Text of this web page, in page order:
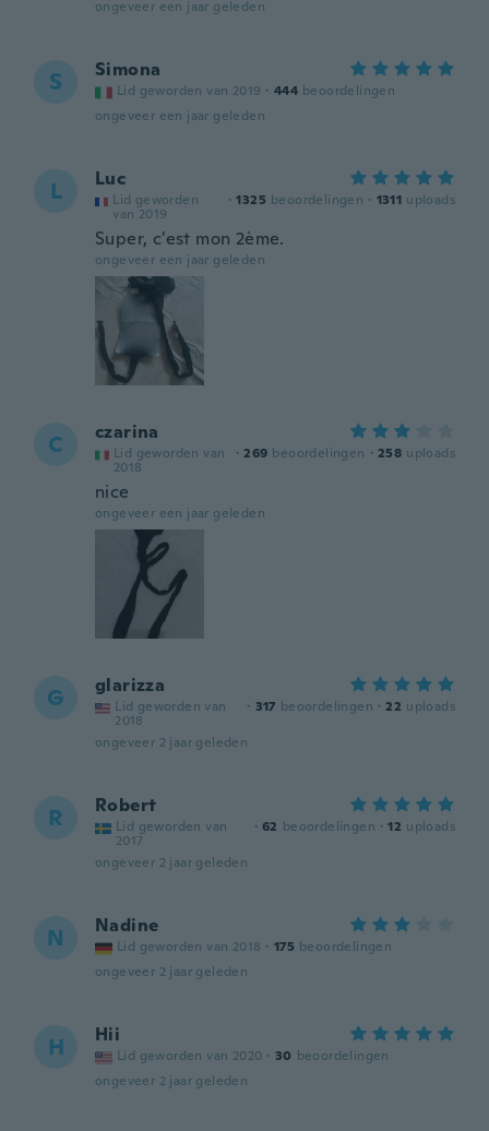
ongeveer een jaar geleden
S Simona
Lid geworden van 2019 · 444 beoordelingen
ongeveer een jaar geleden
L Luc
Lid geworden
van 2019
· 1325 beoordelingen · 1311 uploads
Super, c'est mon 2ème.
ongeveer een jaar geleden
C czarina
Lid geworden van
2018
· 269 beoordelingen · 258 uploads
nice
ongeveer een jaar geleden
G glarizza
Lid geworden van
2018
· 317 beoordelingen · 22 uploads
ongeveer 2 jaar geleden
R Robert
Lid geworden van
2017
· 62 beoordelingen · 12 uploads
ongeveer 2 jaar geleden
N Nadine
Lid geworden van 2018 · 175 beoordelingen
ongeveer 2 jaar geleden
H Hii
Lid geworden van 2020 · 30 beoordelingen
ongeveer 2 jaar geleden